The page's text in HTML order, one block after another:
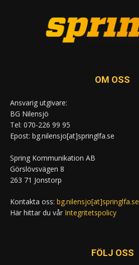
OM OSS
Ansvarig utgivare:
BG Nilensjö
Tel: 070-226 99 95
Epost: bg.nilensjo[at]springlfa.se
Spring Kommunikation AB
Görslövsvägen 8
263 71 Jonstorp
Kontakta oss: bg.nilensjo[at]springlfa.se
Här hittar du vår Integritetspolicy
FÖLJ OSS